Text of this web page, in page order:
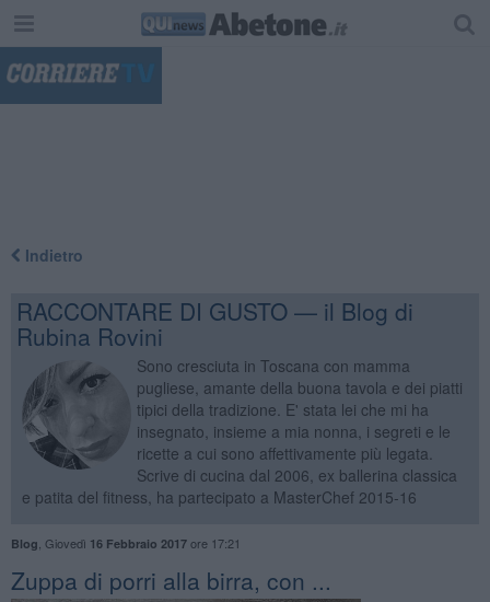
Indietro
RACCONTARE DI GUSTO — il Blog di
Rubina Rovini
Sono cresciuta in Toscana con mamma
pugliese, amante della buona tavola e dei piatti
tipici della tradizione. E' stata lei che mi ha
insegnato, insieme a mia nonna, i segreti e le
ricette a cui sono affettivamente più legata.
Scrive di cucina dal 2006, ex ballerina classica
e patita del fitness, ha partecipato a MasterChef 2015-16
Blog Giovedì 16 Febbraio 2017ore 17:21
Zuppa di porri alla birra, con ...